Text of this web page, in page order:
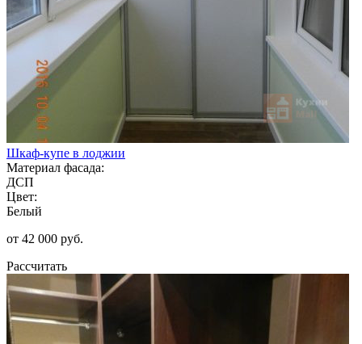
Шкаф-купе в лоджии
Материал фасада:
ДСП
Цвет:
Белый
от 42 000 руб.
Рассчитать